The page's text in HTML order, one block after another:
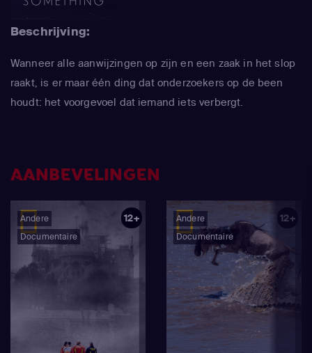
Beschrijving:
Wanneer alle aanwijzingen op zijn en een zaak in het slop
raakt, is er maar één ding dat onderzoekers op de been
houdt: het voorgevoel dat iemand iets verbergt.
AANBEVELINGEN
Andere
Documentaire
12+
Andere
Documentaire
12+